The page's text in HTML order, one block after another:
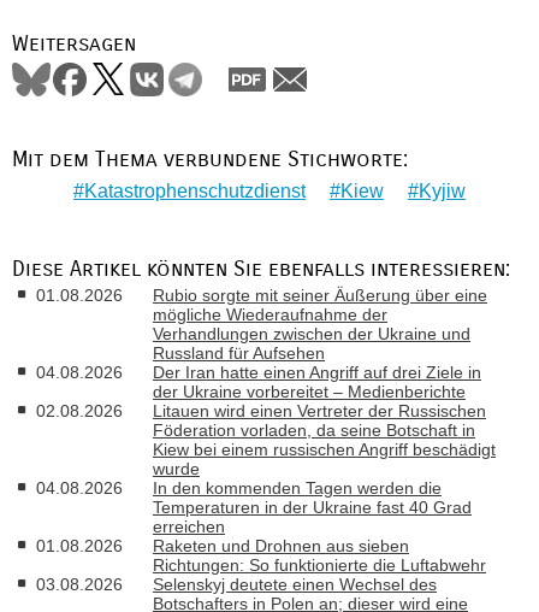
Weitersagen
Mit dem Thema verbundene Stichworte:
Katastrophenschutzdienst Kiew Kyjiw
Diese Artikel könnten Sie ebenfalls interessieren:
01.08.2026
Rubio sorgte mit seiner Äußerung über eine
mögliche Wiederaufnahme der
Verhandlungen zwischen der Ukraine und
Russland für Aufsehen
04.08.2026
Der Iran hatte einen Angriff auf drei Ziele in
der Ukraine vorbereitet – Medienberichte
02.08.2026
Litauen wird einen Vertreter der Russischen
Föderation vorladen, da seine Botschaft in
Kiew bei einem russischen Angriff beschädigt
wurde
04.08.2026
In den kommenden Tagen werden die
Temperaturen in der Ukraine fast 40 Grad
erreichen
01.08.2026
Raketen und Drohnen aus sieben
Richtungen: So funktionierte die Luftabwehr
03.08.2026
Selenskyj deutete einen Wechsel des
Botschafters in Polen an; dieser wird eine